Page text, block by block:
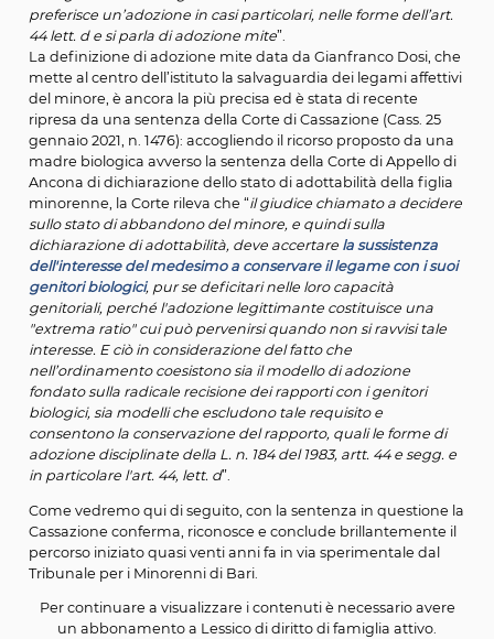
e cioè verso la fuoriuscita definitiva di un minore dalla
famiglia d’origine, il Tribunale preferisce una soluzione
radicalein presenza di legami tra il minore e la sua
d’origine che appaiono in qualche modo ancora per il
di un certo significato e di una certa rilevanza,
perciò coesistere l’ intervento mirato all’adozione con la
salvaguardia di tali legami. In questi casi all’adozione
preferisce un’adozione in casi particolari, nelle forme
44 lett. d e si parla di adozione mite”.
La definizione di adozione mite data da Gianfranco
mette al centro dell’istituto la salvaguardia dei legami
del minore, è ancora la più precisa ed è stata di recente
ripresa da una sentenza della Corte di Cassazione
gennaio 2021, n. 1476): accogliendo il ricorso proposto
madre biologica avverso la sentenza della Corte di
Ancona di dichiarazione dello stato di adottabilità della
minorenne, la Corte rileva che“il giudice chiamato a
sullo stato di abbandono del minore, e quindi sulla
dichiarazione di adottabilità, deve accertarela
dell'interesse del medesimo a conservare il legame con
genitori biologici, pur se deficitari nelle loro capacità
genitoriali, perché l'adozione legittimante costituisce
"extrema ratio" cui può pervenirsi quando non si ravvisi
interesse. E ciò in considerazione del fatto che
nell’ordinamento coesistono sia il modello di adozione
fondato sulla radicale recisione dei rapporti con i